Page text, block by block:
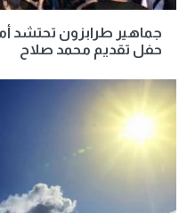
جماهير طرابزون تحتشد
حفل تقديم محمد صلاح